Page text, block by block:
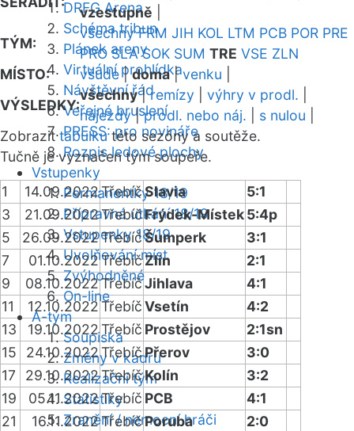
DRFG Arena
Schéma tribun
Plánek areny
Virtuální prohlídka
Návštěvní řád
Veřejné bruslení
PRESS: pro novináře
Rozpis ledové plochy
Vstupenky
Permanentky 18/19
Přípravná utkání 18/19
Vstupenky 18/19
Uvolňování míst
Zvýhodněné
On-line
A-tým
Soupiska
Změny v kádru
Realizační tým
Statistiky
Zranění / nemocní hráči
vzestupně
TÝM:
všechny FRM JIH KOL LTM PCB POR PRE
PRO SLA SOK SUM TRE VSE ZLN
MÍSTO:
všude|doma|venku
VÝSLEDKY:
všechny|remízy výhry v prodl.
nájezdy|prodl. nebo náj. s nulou
Zobrazittabulkutéto sezóny a soutěže.
Tučně je vyznačen tým soupeře.
1 14.09.2022TřebíčSlavia
5:1
3
21.09.2022TřebíčFrýdek-Místek5:4p
5
26.09.2022TřebíčŠumperk
3:1
7
01.10.2022TřebíčZlín
2:1
9
08.10.2022TřebíčJihlava
4:1
11
12.10.2022TřebíčVsetín
4:2
13
19.10.2022Třebíč Prostějov
2:1sn
15
24.10.2022TřebíčPřerov
3:0
17
29.10.2022TřebíčKolín
3:2
19
05.11.2022Třebíč PCB
4:1
21
16.11.2022TřebíčPoruba
2:0